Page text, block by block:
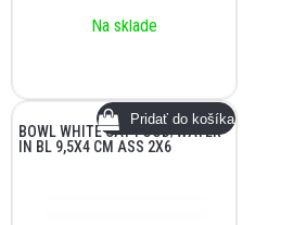
Na sklade
BOWL WHITE CAT FOOD/WATER
IN BL 9,5X4 CM ASS 2X6